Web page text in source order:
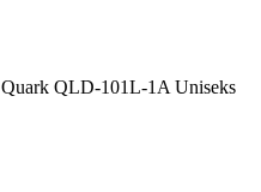
Quark QLD-101L-1A Uniseks